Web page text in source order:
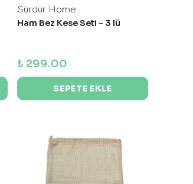
Sürdür Home
Ham Bez Kese Seti - 3 lü
₺ 299.00
SEPETE EKLE